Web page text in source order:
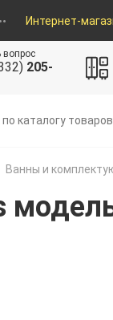
Интернет-
вопрос
205-
Ванны и